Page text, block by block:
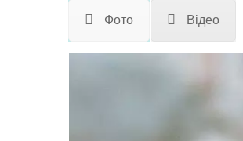
Фото Відео